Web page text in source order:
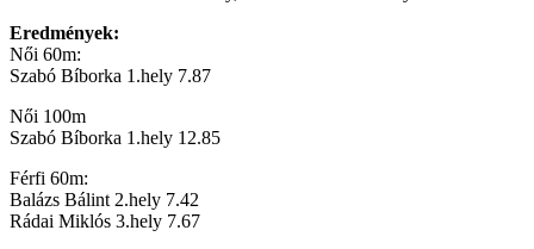
Eredmények:
Női 60m:
Szabó Bíborka 1.hely 7.87
Női 100m
Szabó Bíborka 1.hely 12.85
Férfi 60m:
Balázs Bálint 2.hely 7.42
Rádai Miklós 3.hely 7.67